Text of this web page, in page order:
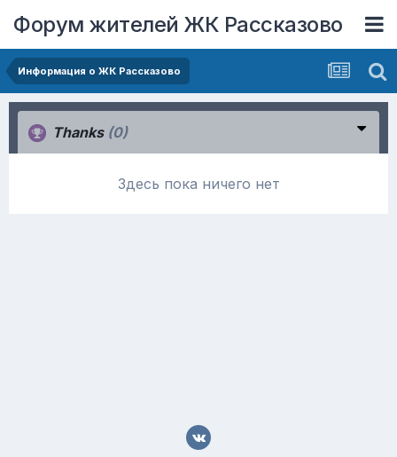
Форум жителей ЖК Рассказово
Информация о ЖК Рассказово
Thanks (0)
Здесь пока ничего нет